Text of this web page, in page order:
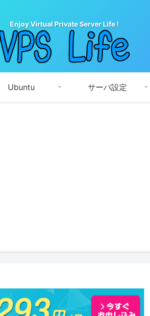
Enjoy Virtual Private Server Life !
Ubuntu サーバ設定